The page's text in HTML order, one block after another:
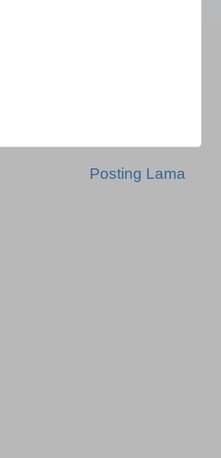
Posting Lama